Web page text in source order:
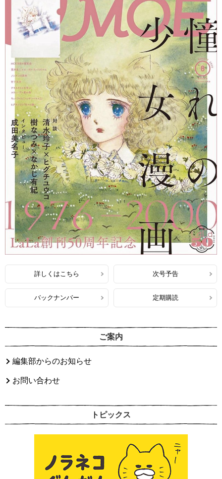
詳しくはこちら 次号予告
バックナンバー 定期購読
ご案内
編集部からのお知らせ
お問い合わせ
トピックス